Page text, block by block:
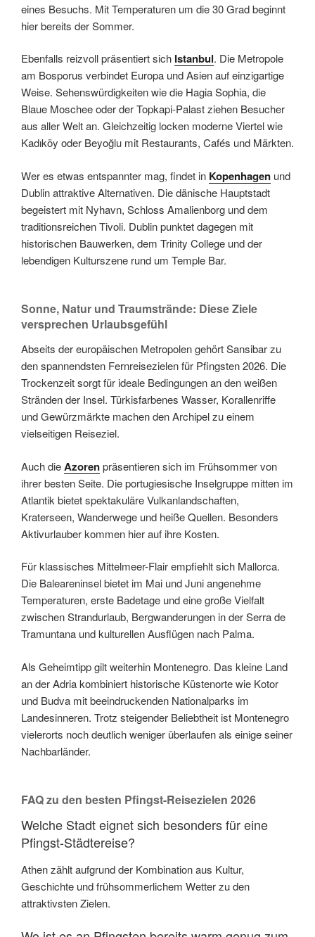
eines Besuchs. Mit Temperaturen um die 30 Grad beginnt
hier bereits der Sommer.
Ebenfalls reizvoll präsentiert sich Istanbul. Die Metropole
am Bosporus verbindet Europa und Asien auf einzigartige
Weise. Sehenswürdigkeiten wie die Hagia Sophia, die
Blaue Moschee oder der Topkapi-Palast ziehen Besucher
aus aller Welt an. Gleichzeitig locken moderne Viertel wie
Kadıköy oder Beyoğlu mit Restaurants, Cafés und Märkten.
Wer es etwas entspannter mag, findet in Kopenhagen und
Dublin attraktive Alternativen. Die dänische Hauptstadt
begeistert mit Nyhavn, Schloss Amalienborg und dem
traditionsreichen Tivoli. Dublin punktet dagegen mit
historischen Bauwerken, dem Trinity College und der
lebendigen Kulturszene rund um Temple Bar.
Sonne, Natur und Traumstrände: Diese Ziele
versprechen Urlaubsgefühl
Abseits der europäischen Metropolen gehört Sansibar zu
den spannendsten Fernreisezielen für Pfingsten 2026. Die
Trockenzeit sorgt für ideale Bedingungen an den weißen
Stränden der Insel. Türkisfarbenes Wasser, Korallenriffe
und Gewürzmärkte machen den Archipel zu einem
vielseitigen Reiseziel.
Auch dieAzorenpräsentieren sich im Frühsommer von
ihrer besten Seite. Die portugiesische Inselgruppe mitten im
Atlantik bietet spektakuläre Vulkanlandschaften,
Kraterseen, Wanderwege und heiße Quellen. Besonders
Aktivurlauber kommen hier auf ihre Kosten.
Für klassisches Mittelmeer-Flair empfiehlt sich Mallorca.
Die Baleareninsel bietet im Mai und Juni angenehme
Temperaturen, erste Badetage und eine große Vielfalt
zwischen Strandurlaub, Bergwanderungen in der Serra de
Tramuntana und kulturellen Ausflügen nach Palma.
Als Geheimtipp gilt weiterhin Montenegro. Das kleine Land
an der Adria kombiniert historische Küstenorte wie Kotor
und Budva mit beeindruckenden Nationalparks im
Landesinneren. Trotz steigender Beliebtheit ist Montenegro
vielerorts noch deutlich weniger überlaufen als einige seiner
Nachbarländer.
FAQ zu den besten Pfingst-Reisezielen 2026
Welche Stadt eignet sich besonders für eine
Pfingst-Städtereise?
Athen zählt aufgrund der Kombination aus Kultur,
Geschichte und frühsommerlichem Wetter zu den
attraktivsten Zielen.